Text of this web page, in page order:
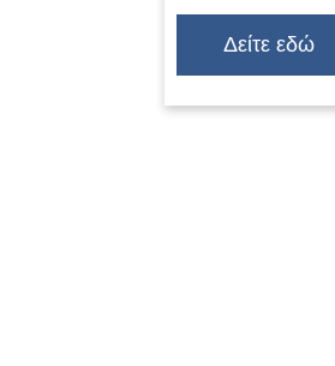
Δείτε εδώ